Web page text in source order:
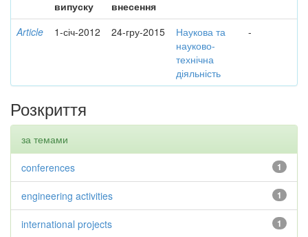
випуску
внесення
Article 1-січ-2012 24-гру-2015
Наукова та
науково-
технічна
діяльність
-
Розкриття
за темами
1
conferences
1
engineering activities
1
international projects